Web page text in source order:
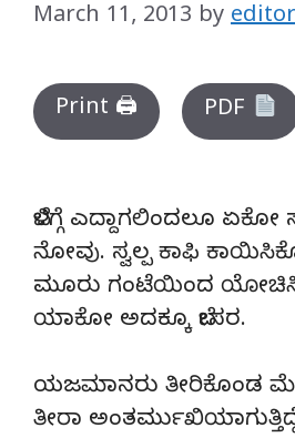
March 11, 2013 by editor
Print 🖨 PDF
ಬೆಳಿಗ್ಗೆ ಎದ್ದಾಗಲಿಂದಲೂ
ನೋವು. ಸ್ವಲ್ಪ ಕಾಫಿ
ಮೂರು ಗಂಟೆಯಿಂದ
ಯಾಕೋ ಅದಕ್ಕೂ ಬೇಸರ.
ಯಜಮಾನರು ತೀರಿಕೊಂಡ
ತೀರಾ